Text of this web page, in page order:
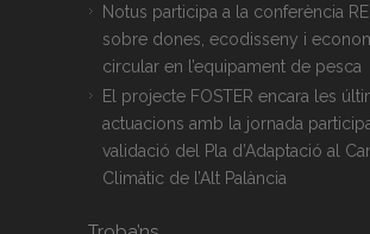
Notus participa a la conferència
sobre dones, ecodisseny i
circular en l’equipament de pesca
El projecte FOSTER encara les
actuacions amb la jornada
validació del Pla d’Adaptació al
Climàtic de l’Alt Palància